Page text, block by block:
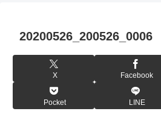
20200526_200526_0006
X Facebook
Pocket LINE